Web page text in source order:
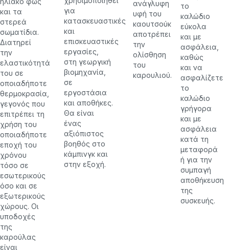
και τα
στερεά
σωματίδια.
Διατηρεί
την
ελαστικότητά
του σε
οποιαδήποτε
θερμοκρασία,
γεγονός που
επιτρέπει τη
χρήση του
οποιαδήποτε
εποχή του
χρόνου
τόσο σε
εσωτερικούς
όσο και σε
εξωτερικούς
χώρους. Οι
υποδοχές
της
καρούλας
είναι
για
κατασκευαστικές
και
επισκευαστικές
εργασίες,
στη γεωργική
βιομηχανία,
σε
εργοστάσια
και αποθήκες.
Θα είναι
ένας
αξιόπιστος
βοηθός στο
κάμπινγκ και
στην εξοχή.
ανάγλυφη
υφή του
καουτσούκ
αποτρέπει
την
ολίσθηση
του
καρουλιού.
το
καλώδιο
εύκολα
και με
ασφάλεια,
καθώς
και να
ασφαλίζετε
το
καλώδιο
γρήγορα
και με
ασφάλεια
κατά τη
μεταφορά
ή για την
συμπαγή
αποθήκευση
της
συσκευής.